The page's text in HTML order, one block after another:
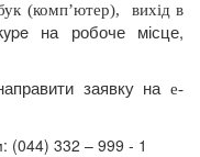
(комп’ютер),
вихід в
на робоче місце,
заявку на e-
(044) 332 – 999 - 1